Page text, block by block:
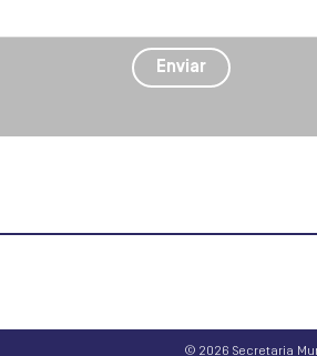
Enviar
© 2026 Secretaria